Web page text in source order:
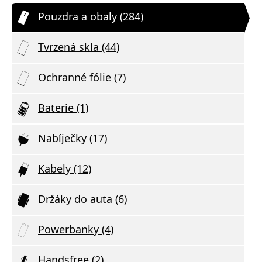
Pouzdra a obaly (284)
Tvrzená skla (44)
Ochranné fólie (7)
Baterie (1)
Nabíječky (17)
Kabely (12)
Držáky do auta (6)
Powerbanky (4)